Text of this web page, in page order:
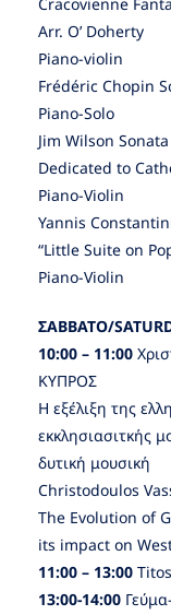
Cracovienne
Arr. O’ Doherty
Piano-violin
Frédéric Chopin
Piano-Solo
Jim Wilson
Dedicated to
Piano-Violin
Yannis
“Little Suite on
Piano-Violin
ΣΑΒΒΑΤΟ/
10:00 – 11:00
ΚΥΠΡΟΣ
Η εξέλιξη της
εκκλησιασιτκής
δυτική μουσική
Christodoulos
The Evolution of
its impact on
11:00 – 13:00
13:00-14:00